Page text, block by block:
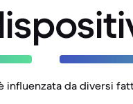
influenzata da diversi